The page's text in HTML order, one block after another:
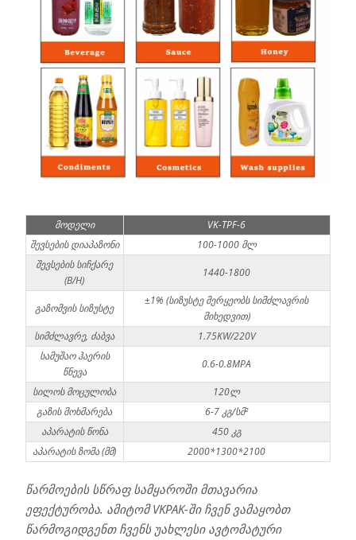
მოდელი
VK-TPF-6
შევსების დიაპაზონი
100-1000 მლ
შევსების სიჩქარე
(B/H)
1440-1800
გაზომვის სიზუსტე
±1% (სიზუსტე მერყეობს სიმძლავრის
მიხედვით)
სიმძლავრე, ძაბვა
1.75KW/220V
სამუშაო ჰაერის
წნევა
0.6-0.8MPA
სილოს მოცულობა
120ლ
გაზის მოხმარება
6-7 კგ/სმ²
აპარატის წონა
450 კგ
აპარატის ზომა (მმ)
2000*1300*2100
წარმოების სწრაფ სამყაროში მთავარია
ეფექტურობა. ამიტომ VKPAK-ში ჩვენ ვამაყობთ
წარმოგიდგენთ ჩვენს უახლესი ავტომატური